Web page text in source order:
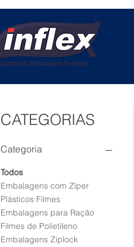
CATEGORIAS
Categoria
Todos
Embalagens com Zíper
Plásticos Filmes
Embalagens para Ração
Filmes de Polietileno
Embalagens Ziplock